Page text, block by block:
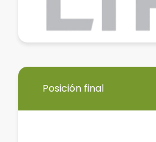
Posición final